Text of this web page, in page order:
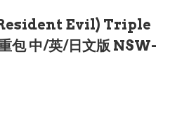
Evil) Triple
包 中/英/日文版 NSW-